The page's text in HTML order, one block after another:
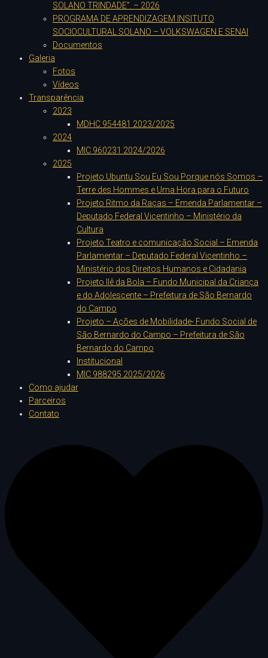
SOLANO TRINDADE”. – 2026
PROGRAMA DE APRENDIZAGEM INSITUTO
SOCIOCULTURAL SOLANO – VOLKSWAGEN E SENAI
Documentos
Galeria
Fotos
Vídeos
Transparência
2023
MDHC 954481 2023/2025
2024
MIC 960231 2024/2026
2025
Projeto Ubuntu Sou Eu Sou Porque nós Somos –
Terre des Hommes e Uma Hora para o Futuro
Projeto Ritmo da Raças – Emenda Parlamentar –
Deputado Federal Vicentinho – Ministério da
Cultura
Projeto Teatro e comunicação Social – Emenda
Parlamentar – Deputado Federal Vicentinho –
Ministério dos Direitos Humanos e Cidadania
Projeto Ilê da Bola – Fundo Municipal da Criança
e do Adolescente – Prefeitura de São Bernardo
do Campo
Projeto – Ações de Mobilidade- Fundo Social de
São Bernardo do Campo – Prefeitura de São
Bernardo do Campo
Institucional
MIC 988295 2025/2026
Como ajudar
Parceiros
Contato